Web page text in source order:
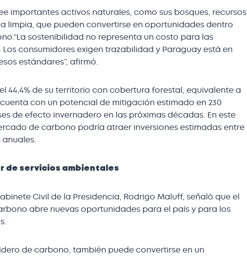
importantes activos naturales, como sus bosques, recursos
limpia, que pueden convertirse en oportunidades dentro
sostenibilidad no representa un costo para las
Los consumidores exigen trazabilidad y Paraguay está en
estándares”, afirmó.
44,4% de su territorio con cobertura forestal, equivalente a
cuenta con un potencial de mitigación estimado en 230
de efecto invernadero en las próximas décadas. En este
de carbono podría atraer inversiones estimadas entre
anuales.
de servicios ambientales
Civil de la Presidencia, Rodrigo Maluff, señaló que el
abre nuevas oportunidades para el país y para los
de carbono, también puede convertirse en un